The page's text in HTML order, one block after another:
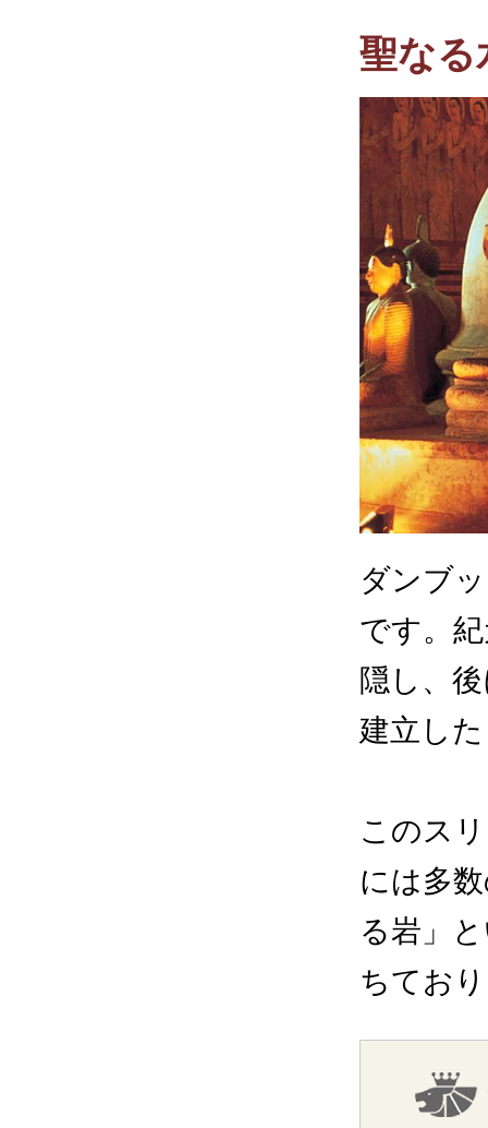
聖なる
ダンブ
です。
隠し、
建立し
このス
には多
る岩」
ちてお